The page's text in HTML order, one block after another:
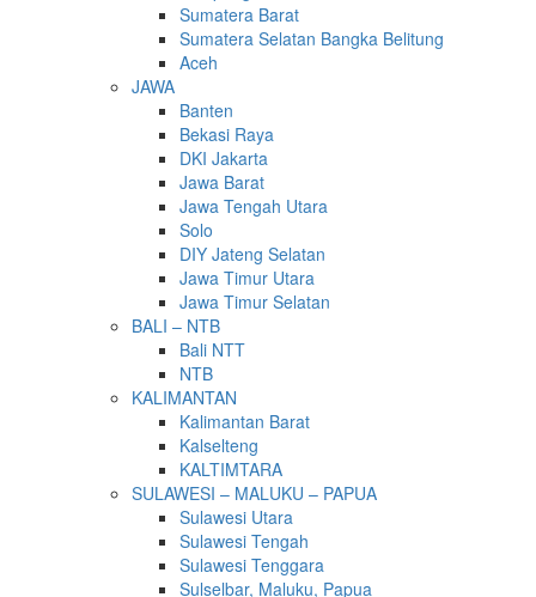
Sumatera Barat
Sumatera Selatan Bangka Belitung
Aceh
JAWA
Banten
Bekasi Raya
DKI Jakarta
Jawa Barat
Jawa Tengah Utara
Solo
DIY Jateng Selatan
Jawa Timur Utara
Jawa Timur Selatan
BALI – NTB
Bali NTT
NTB
KALIMANTAN
Kalimantan Barat
Kalselteng
KALTIMTARA
SULAWESI – MALUKU – PAPUA
Sulawesi Utara
Sulawesi Tengah
Sulawesi Tenggara
Sulselbar, Maluku, Papua